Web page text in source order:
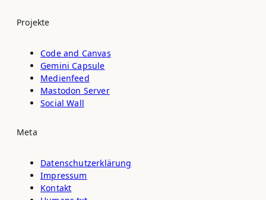
Projekte
Code and Canvas
Gemini Capsule
Medienfeed
Mastodon Server
Social Wall
Meta
Datenschutz­erklärung
Impressum
Kontakt